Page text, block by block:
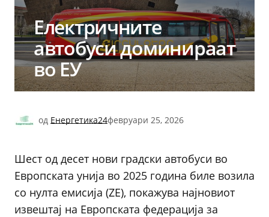
Електричните
автобуси доминираат
во ЕУ
од Енергетика24февруари 25, 2026
Шест од десет нови градски автобуси во
Европската унија во 2025 година биле возила
со нулта емисија (ZE), покажува најновиот
извештај на Европската федерација за